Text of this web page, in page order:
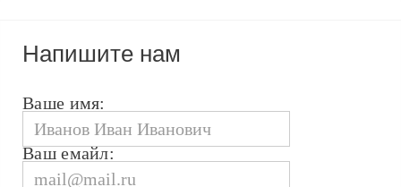
Напишите нам
Ваше имя:
Ваш емайл: